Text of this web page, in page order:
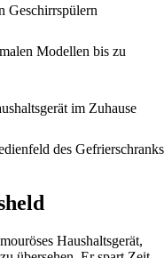
Geschirrspülern
Modellen bis zu
im Zuhause
des Gefrierschranks
Haushaltsgerät,